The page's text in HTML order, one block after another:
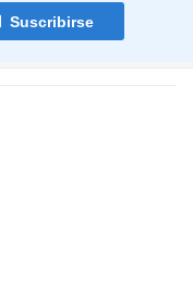
Suscribirse